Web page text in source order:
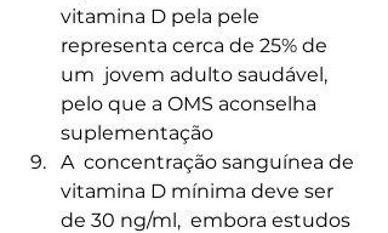
vitamina D pela pele
representa cerca de 25% de
um  jovem adulto saudável,
pelo que a OMS aconselha
suplementação
A  concentração sanguínea de
vitamina D mínima deve ser
de 30 ng/ml,  embora estudos